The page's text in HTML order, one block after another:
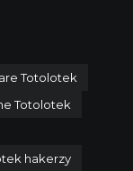
Totolotek
Totolotek
hakerzy